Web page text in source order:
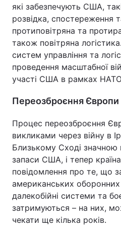
які забезпечують США,
розвідка, спостереження
протиповітряна та
також повітряна
систем управління та
проведення масштабної
участі США в рамках
Переозброєння Європи
Процес переозброєння
викликами через війну в
Близькому Сході
запаси США, і тепер
повідомлення про те, що
американських оборонних
далекобійні системи та
затримуються – на них,
чекати ще кілька років.